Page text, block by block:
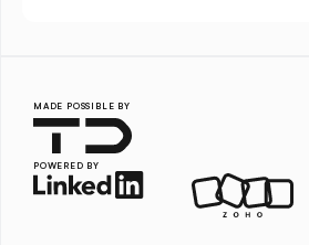
MADE POSSIBLE BY
POWERED BY